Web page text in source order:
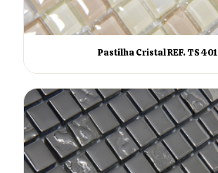
Pastilha Cristal REF. TS 401